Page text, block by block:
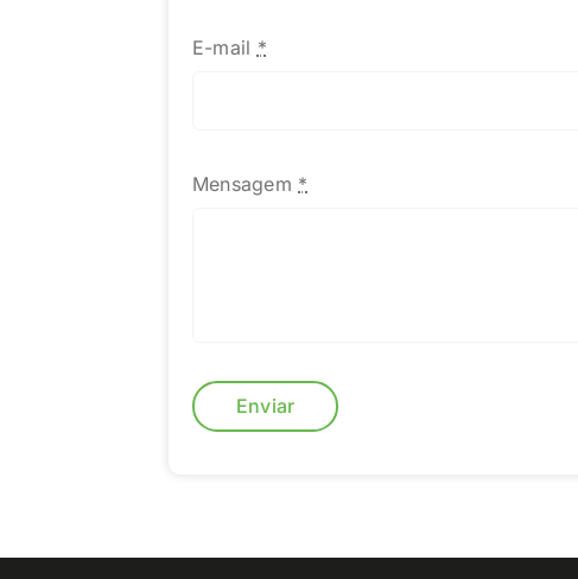
E-mail *
Mensagem *
Enviar